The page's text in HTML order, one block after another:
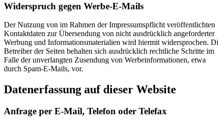
Widerspruch gegen Werbe-E-Mails
Der Nutzung von im Rahmen der Impressumspflicht veröffentlichten
Kontaktdaten zur Übersendung von nicht ausdrücklich angeforderter
Werbung und Informationsmaterialien wird hiermit widersprochen.
Betreiber der Seiten behalten sich ausdrücklich rechtliche Schritte im
Falle der unverlangten Zusendung von Werbeinformationen, etwa
durch Spam-E-Mails, vor.
Datenerfassung auf dieser Website
Anfrage per E-Mail, Telefon oder Telefax